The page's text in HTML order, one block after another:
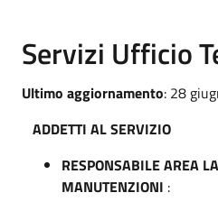
Servizi Ufficio
Ultimo aggiornamento: 28
ADDETTI AL SERVIZIO
RESPONSABILE AREA
MANUTENZIONI :